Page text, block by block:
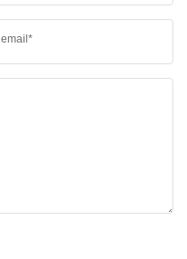
email*